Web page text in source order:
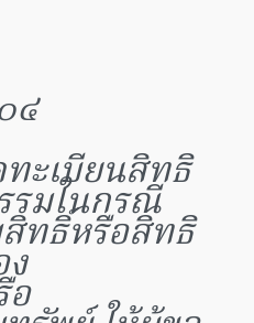
๔
ะเบียนสิทธิ
รมในกรณี
ทธิ์หรือสิทธิ